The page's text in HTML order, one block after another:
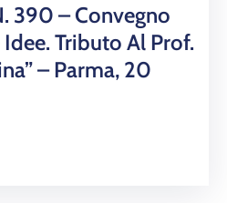
390 – Convegno
Tributo Al Prof.
– Parma, 20